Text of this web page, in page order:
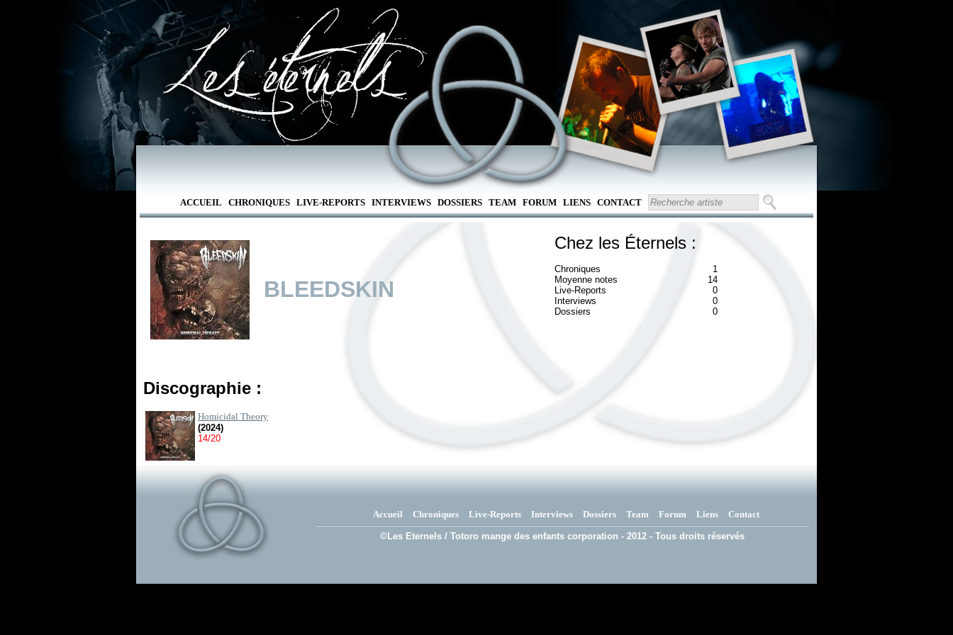
ACCUEIL CHRONIQUES LIVE-REPORTS INTERVIEWS DOSSIERS TEAM FORUM LIENS CONTACT
BLEEDSKIN
Chez les Éternels :
Chroniques
1
Moyenne notes
14
Live-Reports
0
Interviews
0
Dossiers
0
Discographie :
Homicidal Theory
(2024)
14/20
Accueil Chroniques Live-Reports Interviews Dossiers Team Forum Liens Contact
©Les Eternels / Totoro mange des enfants corporation - 2012 - Tous droits réservés